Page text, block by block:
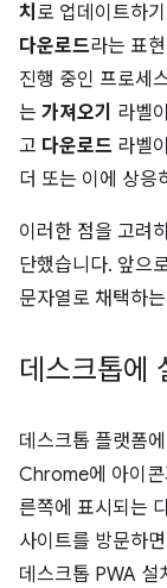
치 로 업데이트하
다운로드라는 표
진행 중인 프로세
는 가져오기 라벨
고 다운로드 라벨
더 또는 이에 상응
이러한 점을 고려
단했습니다. 앞으
문자열로 채택하
데스크톱에
데스크톱 플랫폼
Chrome에 아이
른쪽에 표시되는
사이트를 방문하
데스크톱 PWA 설